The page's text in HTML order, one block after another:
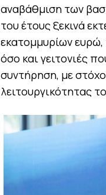
αναβάθμιση των
του έτους ξεκινά
εκατομμυρίων ευρώ,
όσο και γειτονιές
συντήρηση, με
λειτουργικότητας